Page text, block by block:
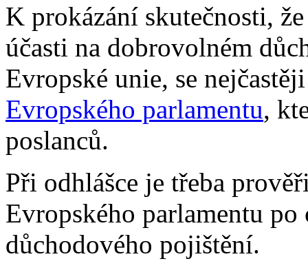
K prokázání skutečnosti,
účasti na dobrovolném
Evropské unie, se
Evropského parlamentu,
poslanců.
Při odhlášce je třeba
Evropského parlamentu
důchodového pojištění.